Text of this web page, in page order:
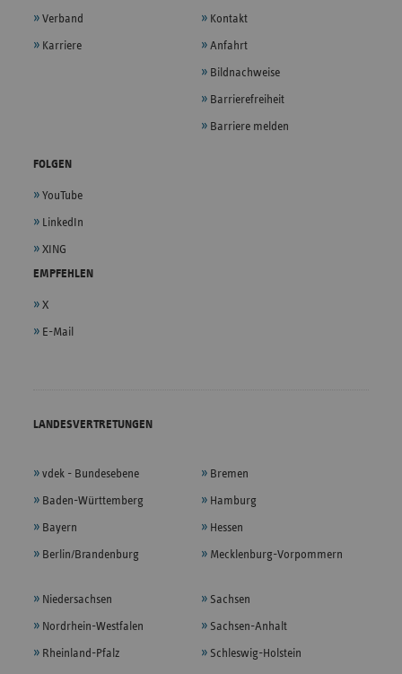
Verband
Karriere
Kontakt
Anfahrt
Bildnachweise
Barrierefreiheit
Barriere melden
FOLGEN
YouTube
LinkedIn
XING
EMPFEHLEN
X
E-Mail
LANDESVERTRETUNGEN
vdek - Bundesebene
Baden-Württemberg
Bayern
Berlin/Brandenburg
Bremen
Hamburg
Hessen
Mecklenburg-Vorpommern
Niedersachsen
Nordrhein-Westfalen
Rheinland-Pfalz
Sachsen
Sachsen-Anhalt
Schleswig-Holstein